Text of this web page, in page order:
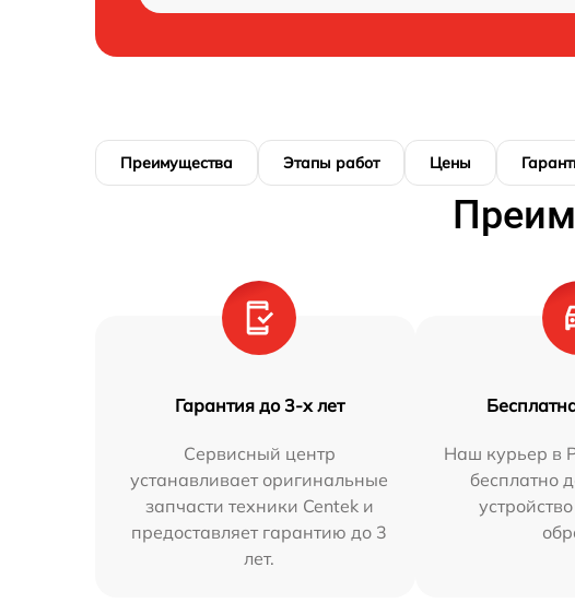
Преимущества Этапы работ Цены
Гарантия до 3-х лет
Сервисный центр
устанавливает оригинальные
запчасти техники Centek и
предоставляет гарантию до 3
лет.
Наш курьер в
бесплатно